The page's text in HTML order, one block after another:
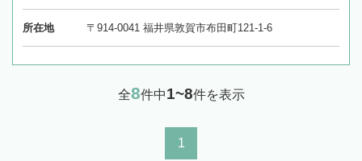
所在地 〒914-0041 福井県敦賀市布田町121-1-6
全8件中1~8件を表示
1